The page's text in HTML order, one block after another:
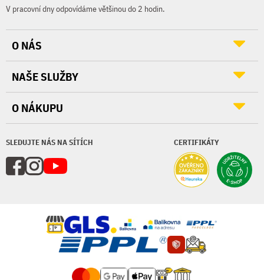
V pracovní dny odpovídáme většinou do 2 hodin.
SLEDUJTE NÁS NA SÍTÍCH CERTIFIKÁTY
O NÁS
NAŠE SLUŽBY
O NÁKUPU